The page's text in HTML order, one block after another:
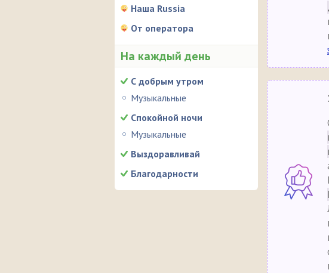
Наша Russia
От оператора
На каждый день
С добрым утром
Музыкальные
Спокойной ночи
Музыкальные
Выздоравливай
Благодарности